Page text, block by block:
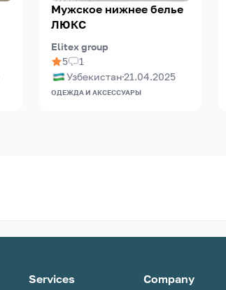
Мужское нижнее белье
ЛЮКС
Elitex group
5
1
Узбекистан21.04.2025
ОДЕЖДА И АКСЕССУАРЫ
Services Company